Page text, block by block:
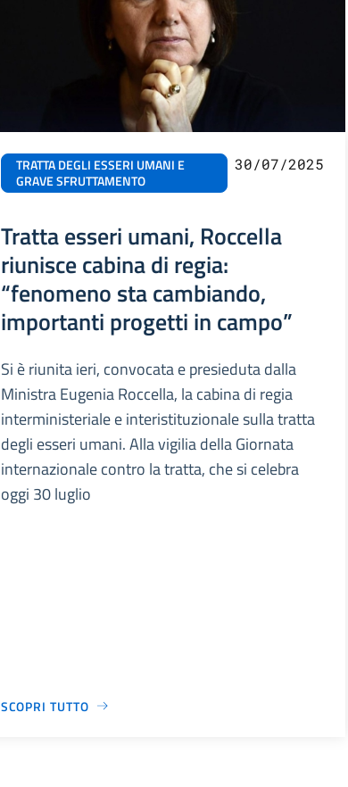
TRATTA DEGLI ESSERI UMANI E
GRAVE SFRUTTAMENTO
30/07/2025
Tratta esseri umani, Roccella
riunisce cabina di regia:
“fenomeno sta cambiando,
importanti progetti in campo”
Si è riunita ieri, convocata e presieduta dalla
Ministra Eugenia Roccella, la cabina di regia
interministeriale e interistituzionale sulla tratta
degli esseri umani. Alla vigilia della Giornata
internazionale contro la tratta, che si celebra
oggi 30 luglio
SCOPRI TUTTO